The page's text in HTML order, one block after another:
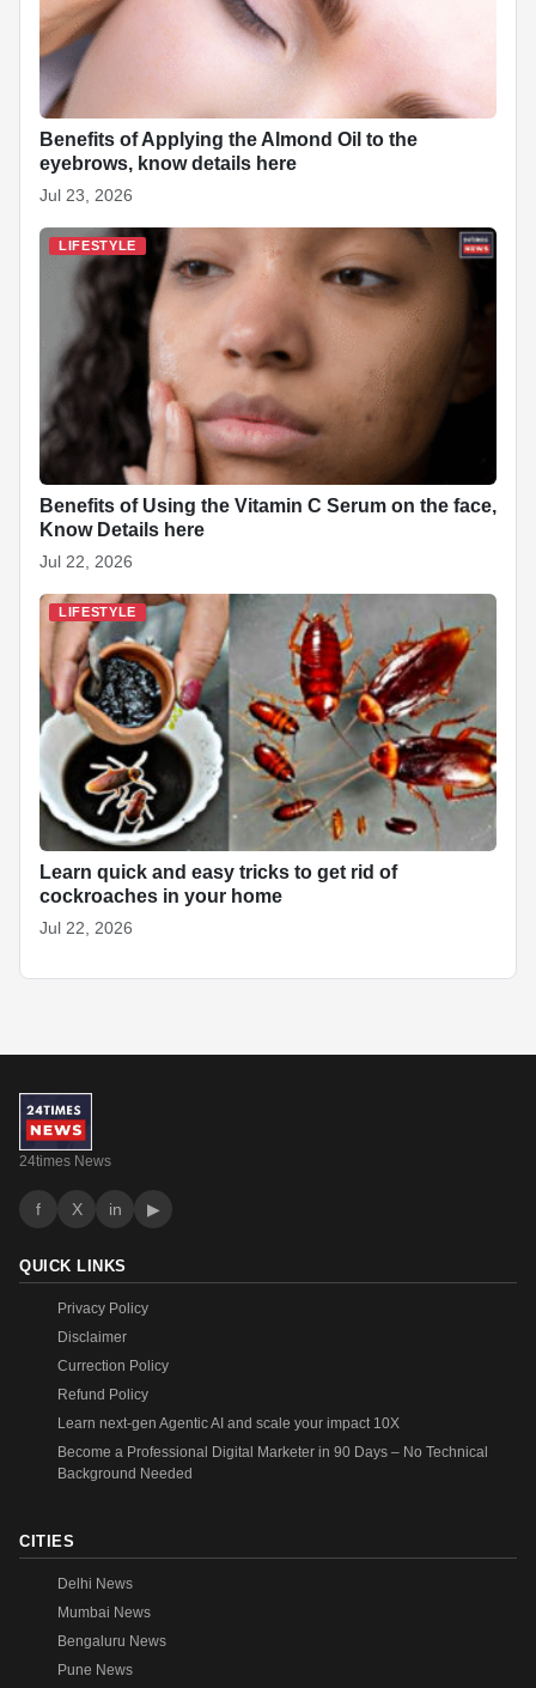
Benefits of Applying the Almond Oil to the
eyebrows, know details here
Jul 23, 2026
LIFESTYLE
Benefits of Using the Vitamin C Serum on the face,
Know Details here
Jul 22, 2026
LIFESTYLE
Learn quick and easy tricks to get rid of
cockroaches in your home
Jul 22, 2026
24times News
f X in ▶
QUICK LINKS
Privacy Policy
Disclaimer
Currection Policy
Refund Policy
Learn next-gen Agentic AI and scale your impact 10X
Become a Professional Digital Marketer in 90 Days – No Technical
Background Needed
CITIES
Delhi News
Mumbai News
Bengaluru News
Pune News